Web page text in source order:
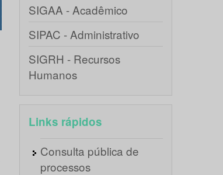
SIGAA - Acadêmico
SIPAC - Administrativo
SIGRH - Recursos
Humanos
Links rápidos
Consulta pública de
processos